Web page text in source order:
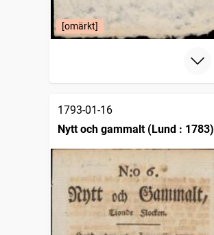
[omärkt]
1793-01-16
Nytt och gammalt (Lund : 1783)